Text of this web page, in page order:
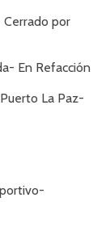
por
En Refacción
La Paz-